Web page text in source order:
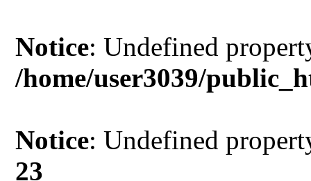
Notice: Undefined
/home/user3039/
Notice: Undefined
23